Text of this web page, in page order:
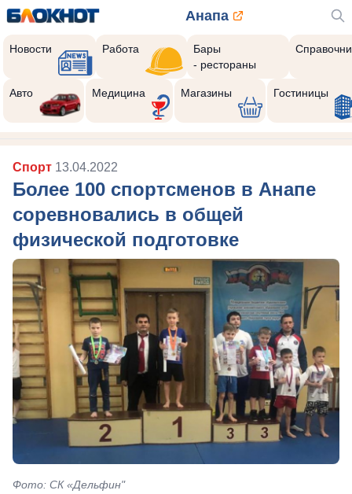
Анапа
Новости Работа
Бары
- рестораны
Авто Медицина Магазины Гостиницы
Спорт 13.04.2022
Более 100 спортсменов в Анапе
соревновались в общей
физической подготовке
Фото: СК «Дельфин"